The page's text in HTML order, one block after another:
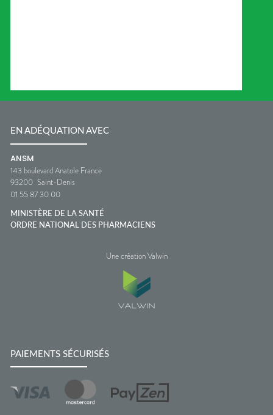
EN ADÉQUATION AVEC
ANSM
143 boulevard Anatole France
93200 Saint-Denis
01 55 87 30 00
MINISTÈRE DE LA SANTÉ
ORDRE NATIONAL DES PHARMACIENS
Une création Valwin
PAIEMENTS SÉCURISÉS